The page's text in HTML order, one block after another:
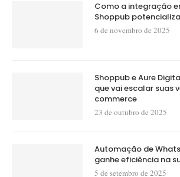
Como a integração
Shoppub
6 de novembro de 2025
Shoppub e Aure
que vai escalar suas
commerce
23 de outubro de 2025
Automação de
ganhe eficiência na
5 de setembro de 2025